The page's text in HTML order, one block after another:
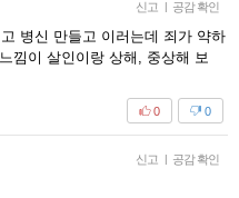
신고 | 공감 확인
병신 만들고 이러는데 죄가 약하
낌이 살인이랑 상해, 중상해 보
0
0
신고 | 공감 확인